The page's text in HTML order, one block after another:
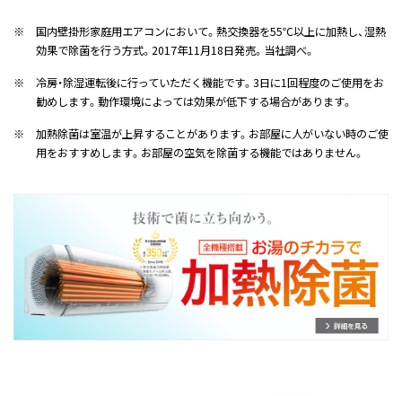
※
国内壁掛形家庭用エアコンにおいて。熱交換器を55℃以上に加熱し、湿熱
効果で除菌を行う方式。2017年11月18日発売。当社調べ。
※
冷房・除湿運転後に行っていただく機能です。3日に1回程度のご使用をお
勧めします。動作環境によっては効果が低下する場合があります。
※
加熱除菌は室温が上昇することがあります。お部屋に人がいない時のご使
用をおすすめします。お部屋の空気を除菌する機能ではありません。